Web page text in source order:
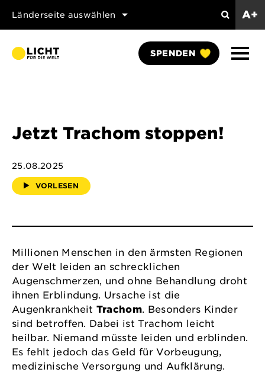
Länderseite auswählen
Suchen
A+
SPENDEN
Jetzt Trachom stoppen!
25.08.2025
VORLESEN
Millionen Menschen in den ärmsten Regionen
der Welt leiden an schrecklichen
Augenschmerzen, und ohne Behandlung droht
ihnen Erblindung. Ursache ist die
Augenkrankheit Trachom. Besonders Kinder
sind betroffen. Dabei ist Trachom leicht
heilbar. Niemand müsste leiden und erblinden.
Es fehlt jedoch das Geld für Vorbeugung,
medizinische Versorgung und Aufklärung.